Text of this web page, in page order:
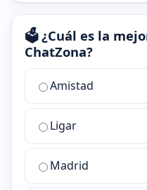
🗳️ ¿Cuál es la
ChatZona?
¿Cuál
la
mejor
sala
chat
Amistad
Ligar
Madrid